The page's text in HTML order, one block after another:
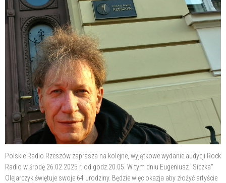
Polskie Radio Rzeszów zaprasza na kolejne, wyjątkowe wydanie audycji Rock
Radio w środę 26.02.2025 r. od godz.20.05. W tym dniu Eugeniusz "Siczka"
Olejarczyk świętuje swoje 64 urodziny. Będzie więc okazja aby złożyć artyście